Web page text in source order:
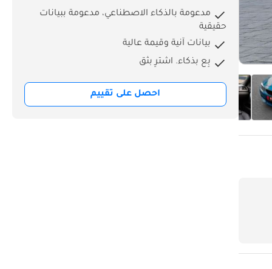
مدعومة بالذكاء الاصطناعي، مدعومة ببيانات
حقيقية
بيانات آنية وقيمة عالية
بِع بذكاء. اشترِ بثق
احصل على تقييم